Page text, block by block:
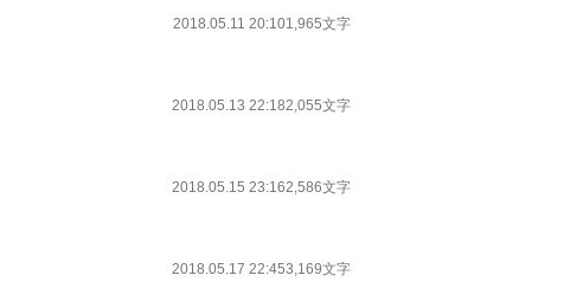
2018.05.11 20:101,965文字
2018.05.13 22:182,055文字
2018.05.15 23:162,586文字
2018.05.17 22:453,169文字